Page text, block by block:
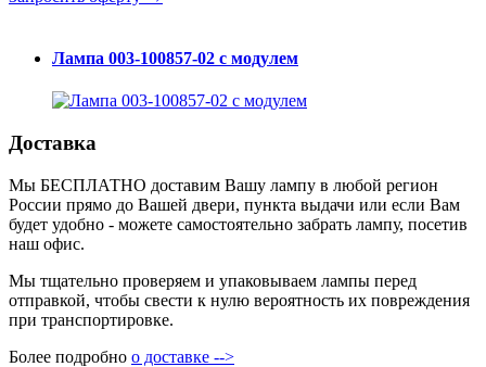
Лампа 003-100857-02 с модулем
Доставка
Мы БЕСПЛАТНО доставим Вашу лампу в любой регион
России прямо до Вашей двери, пункта выдачи или если Вам
будет удобно - можете самостоятельно забрать лампу, посетив
наш офис.
Мы тщательно проверяем и упаковываем лампы перед
отправкой, чтобы свести к нулю вероятность их повреждения
при транспортировке.
Более подробно о доставке -->